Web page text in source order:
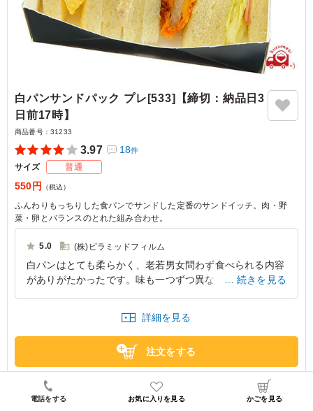
白パンサンドパック プレ[533]【締切：納品日3
日前17時】
商品番号： 31233
3.97 18件
サイズ 普通
550円 （税込）
ふんわりもっちりした食パンでサンドした定番のサンドイッチ。肉・野
菜・卵とバランスのとれた組み合わせ。
5.0 (株)ピラミッドフィルム
白パンはとても柔らかく、老若男女問わず食べられる内容
がありがたかったです。味も一つずつ異なり、バリエーシ
大阪府大阪市浪速区恵美須西2024/06/27
続きを見る
詳細を見る
注文をする
電話をする お気に入りを見る かごを見る